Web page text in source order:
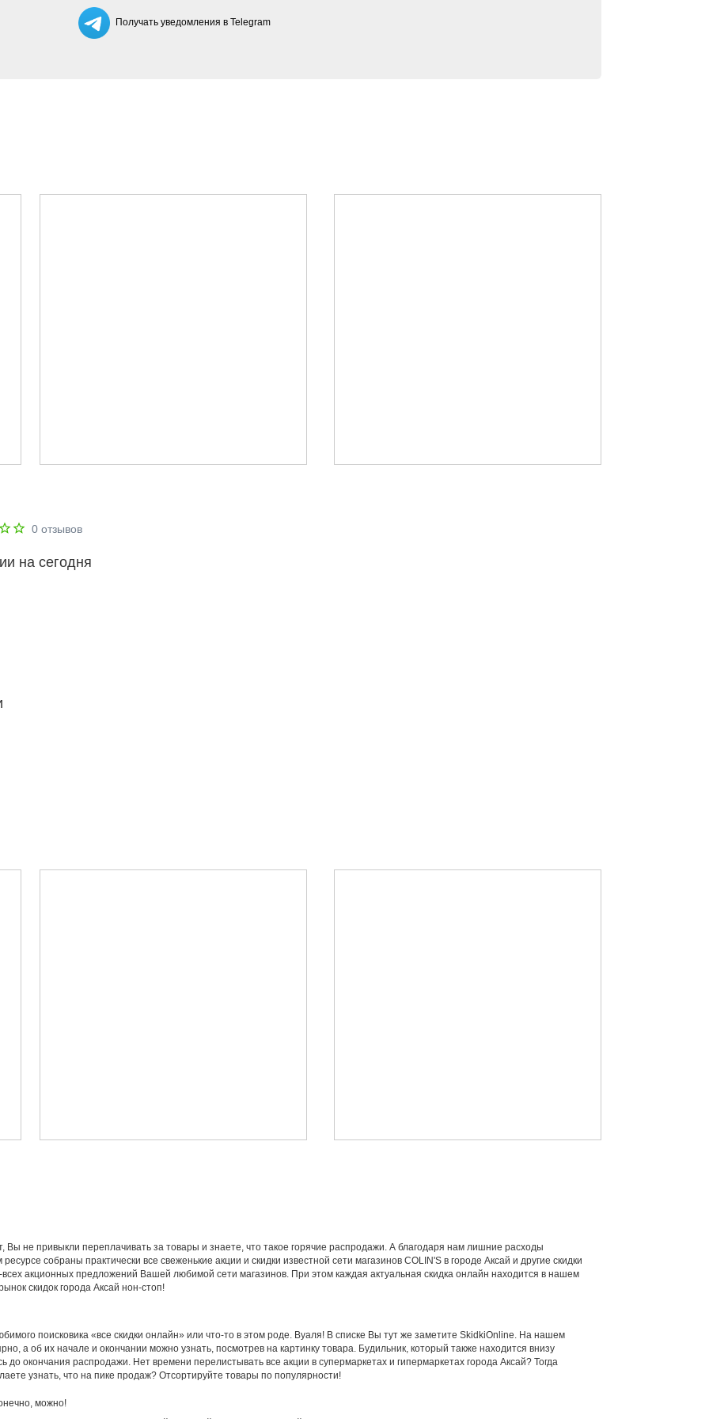
Получать уведомления в Telegram
0отзывов
на сегодня
не привыкли переплачивать за товары и знаете, что такое горячие распродажи. А благодаря нам лишние расходы
собраны практически все свеженькие акции и скидки известной сети магазинов COLIN'S в городе Аксай и другие скидки
акционных предложений Вашей любимой сети магазинов. При этом каждая актуальная скидка онлайн находится в нашем
скидок города Аксай нон-стоп!
поисковика «все скидки онлайн» или что-то в этом роде. Вуаля! В списке Вы тут же заметите SkidkiOnline. На нашем
а об их начале и окончании можно узнать, посмотрев на картинку товара. Будильник, который также находится внизу
до окончания распродажи. Нет времени перелистывать все акции в супермаркетах и гипермаркетах города Аксай? Тогда
узнать, что на пике продаж? Отсортируйте товары по популярности!
можно!